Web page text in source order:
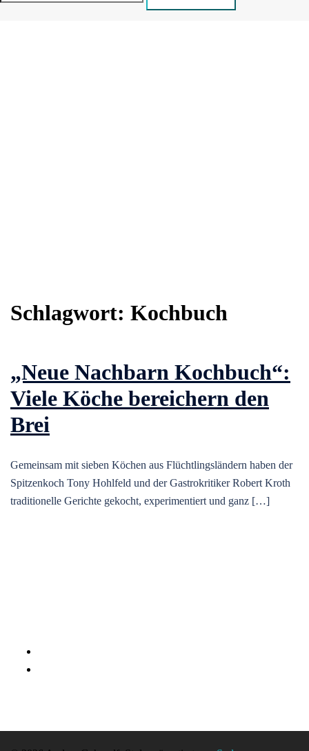
Schlagwort: Kochbuch
„Neue Nachbarn Kochbuch“:
Viele Köche bereichern den
Brei
Gemeinsam mit sieben Köchen aus Flüchtlingsländern haben der
Spitzenkoch Tony Hohlfeld und der Gastrokritiker Robert Kroth
traditionelle Gerichte gekocht, experimentiert und ganz […]